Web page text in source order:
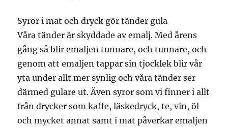
Syror i mat och dryck gör tänder gula
Våra tänder är skyddade av emalj. Med årens
gång så blir emaljen tunnare, och tunnare, och
genom att emaljen tappar sin tjocklek blir vår
yta under allt mer synlig och våra tänder ser
därmed gulare ut. Även syror som vi finner i allt
från drycker som kaffe, läskedryck, te, vin, öl
och mycket annat samt i mat påverkar emaljen